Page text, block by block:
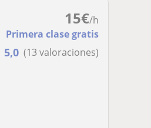
15€/h
Primera clase gratis
5,0 (13 valoraciones)